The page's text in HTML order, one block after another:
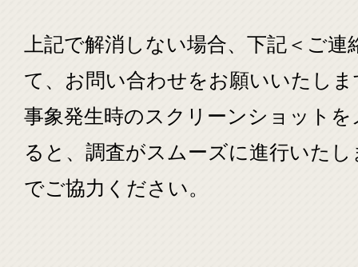
上記で解消しない場合、下記＜ご
て、お問い合わせをお願いいたしま
事象発生時のスクリーンショット
ると、調査がスムーズに進行いた
でご協力ください。